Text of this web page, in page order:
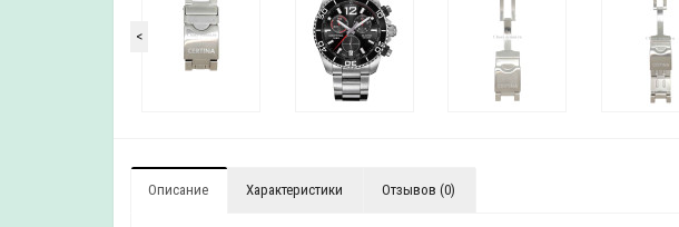
<
Описание Характеристики Отзывов (0)